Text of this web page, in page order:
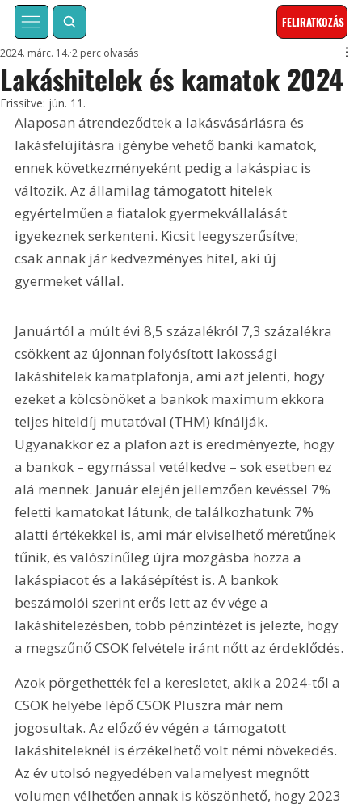
FELIRATKOZÁS
Lakáshitelek és kamatok 2024
2024. márc. 14. 2 perc olvasás
Frissítve: jún. 11.
Alaposan átrendeződtek a lakásvásárlásra és
lakásfelújításra igénybe vehető banki kamatok,
ennek következményeként pedig a lakáspiac is
változik. Az államilag támogatott hitelek
egyértelműen a fiatalok gyermekvállalását
igyekeznek serkenteni. Kicsit leegyszerűsítve;
csak annak jár kedvezményes hitel, aki új
gyermeket vállal.
Januártól a múlt évi 8,5 százalékról 7,3 százalékra
csökkent az újonnan folyósított lakossági
lakáshitelek kamatplafonja, ami azt jelenti, hogy
ezeket a kölcsönöket a bankok maximum ekkora
teljes hiteldíj mutatóval (THM) kínálják.
Ugyanakkor ez a plafon azt is eredményezte, hogy
a bankok – egymással vetélkedve – sok esetben ez
alá mennek. Január elején jellemzően kevéssel 7%
feletti kamatokat látunk, de találkozhatunk 7%
alatti értékekkel is, ami már elviselhető méretűnek
tűnik, és valószínűleg újra mozgásba hozza a
lakáspiacot és a lakásépítést is. A bankok
beszámolói szerint erős lett az év vége a
lakáshitelezésben, több pénzintézet is jelezte, hogy
a megszűnő CSOK felvétele iránt nőtt az érdeklődés.
Azok pörgethették fel a keresletet, akik a 2024-től a
CSOK helyébe lépő CSOK Pluszra már nem
jogosultak. Az előző év végén a támogatott
lakáshiteleknél is érzékelhető volt némi növekedés.
Az év utolsó negyedében valamelyest megnőtt
volumen vélhetően annak is köszönhető, hogy 2023